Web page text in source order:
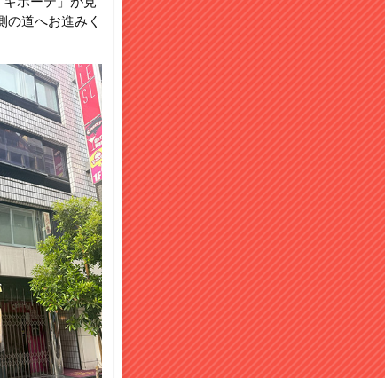
の道へお進みく